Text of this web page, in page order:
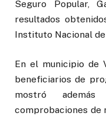
Seguro Popular,
resultados
Instituto Nacional
En el municipio de
beneficiarios de
mostró
comprobaciones de